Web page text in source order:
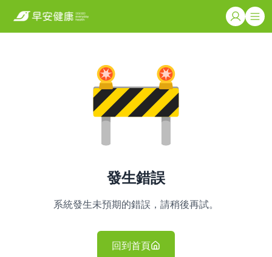
發生錯誤
系統發生未預期的錯誤，請稍後再試。
回到首頁